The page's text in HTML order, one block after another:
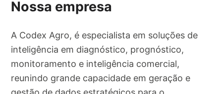
Nossa empresa
A Codex Agro, é especialista em soluções de
inteligência em diagnóstico, prognóstico,
monitoramento e inteligência comercial,
reunindo grande capacidade em geração e